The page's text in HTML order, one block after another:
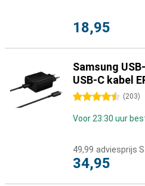
18,95
Samsung
USB-C kabel
4.5 sterren (203)
Voor 23:30 uur
49,99 adviesprijs
34,95